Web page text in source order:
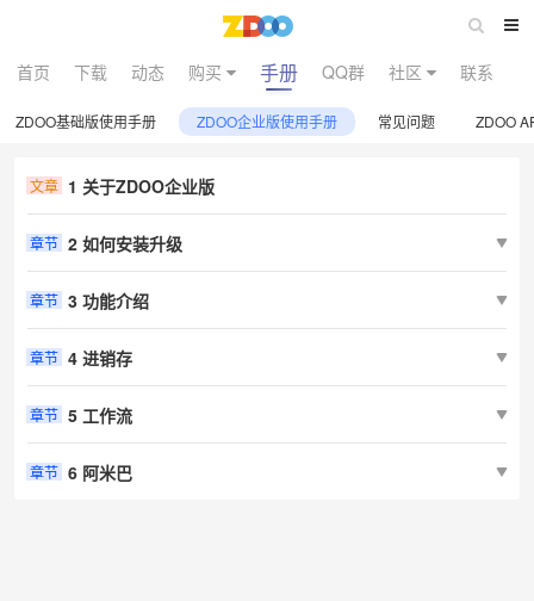
首页 下载 动态 购买 手册 QQ群 社区 联系
ZDOO基础版使用手册 ZDOO企业版使用手册 常见问题 ZDOO
文章 1 关于ZDOO企业版
章节 2 如何安装升级
章节 3 功能介绍
章节 4 进销存
章节 5 工作流
章节 6 阿米巴